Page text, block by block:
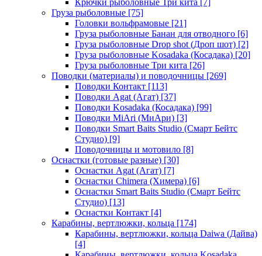
Крючки рыболовные Три кита [7]
Груза рыболовные [75]
Головки вольфрамовые [21]
Груза рыболовные Банан для отводного [6]
Груза рыболовные Drop shot (Дроп шот) [2]
Груза рыболовные Kosadaka (Косадака) [20]
Груза рыболовные Три кита [26]
Поводки (материалы) и поводочницы [269]
Поводки Контакт [113]
Поводки Agat (Агат) [37]
Поводки Kosadaka (Косадака) [99]
Поводки MiAri (МиАри) [3]
Поводки Smart Baits Studio (Смарт Бейтс
Студио) [9]
Поводочницы и мотовило [8]
Оснастки (готовые разные) [30]
Оснастки Agat (Агат) [7]
Оснастки Chimera (Химера) [6]
Оснастки Smart Baits Studio (Смарт Бейтс
Студио) [13]
Оснастки Контакт [4]
Карабины, вертлюжки, кольца [174]
Карабины, вертлюжки, кольца Daiwa (Дайва)
[4]